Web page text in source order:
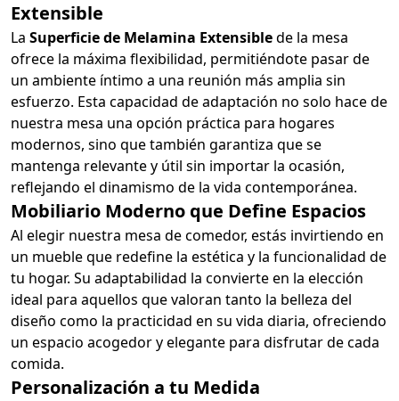
Extensible
La Superficie de Melamina Extensiblede la mesa
ofrece la máxima flexibilidad, permitiéndote pasar de
un ambiente íntimo a una reunión más amplia sin
esfuerzo. Esta capacidad de adaptación no solo hace de
nuestra mesa una opción práctica para hogares
modernos, sino que también garantiza que se
mantenga relevante y útil sin importar la ocasión,
reflejando el dinamismo de la vida contemporánea.
Mobiliario Moderno que Define Espacios
Al elegir nuestra mesa de comedor, estás invirtiendo en
un mueble que redefine la estética y la funcionalidad de
tu hogar. Su adaptabilidad la convierte en la elección
ideal para aquellos que valoran tanto la belleza del
diseño como la practicidad en su vida diaria, ofreciendo
un espacio acogedor y elegante para disfrutar de cada
comida.
Personalización a tu Medida